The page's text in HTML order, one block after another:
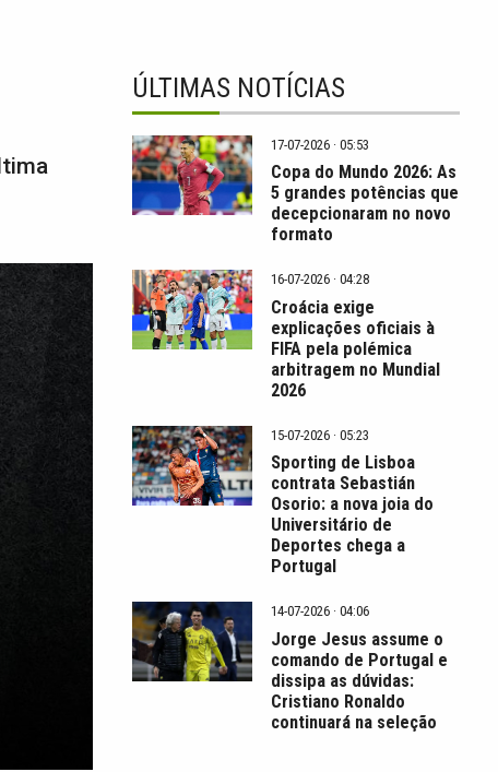
ÚLTIMAS NOTÍCIAS
17-07-2026 · 05:53
Copa do Mundo 2026: As
5 grandes potências que
decepcionaram no novo
formato
16-07-2026 · 04:28
Croácia exige
explicações oficiais à
FIFA pela polémica
arbitragem no Mundial
2026
15-07-2026 · 05:23
Sporting de Lisboa
contrata Sebastián
Osorio: a nova joia do
Universitário de
Deportes chega a
Portugal
14-07-2026 · 04:06
Jorge Jesus assume o
comando de Portugal e
dissipa as dúvidas:
Cristiano Ronaldo
continuará na seleção